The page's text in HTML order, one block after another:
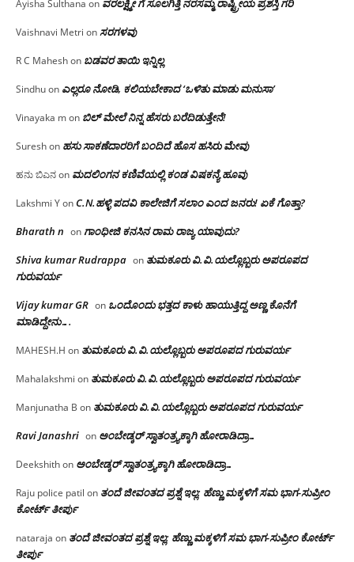
Ayisha Sulthana on ವರಲಕ್ಷ್ಮೀ ಗೆ ಸೂಲಗಿತ್ತಿ ನರಸಮ್ಮ‌ ರಾಷ್ಟ್ರೀಯ ಪ್ರಶಸ್ತಿ ಗರಿ
Vaishnavi Metri onಸರಗಳವು
R C Maheshon ಬಡವರ ತಾಯಿ ಇನ್ನಿಲ್ಲ
Sindhuon ಎಲ್ಲರೂ ನೋಡಿ, ಕಲಿಯಬೇಕಾದ ‘ಒಳಿತು ಮಾಡು ಮನುಸಾ’
Vinayaka mon ಬಿಲ್ ಮೇಲೆ ನಿನ್ನ ಹೆಸರು ಬರೆದಿಡುತ್ತೇನೆ!
Sureshon ಹಸು ಸಾಕಣೆದಾರರಿಗೆ ಬಂದಿದೆ ಹೊಸ ಹಸಿರು ಮೇವು
ಹನು ಬಿಎನon ಮದಲಿಂಗನ ಕಣಿವೆಯಲ್ಲಿ ಕಂಡ ವಿಷಕನ್ಯೆ ಹೂವು
Lakshmi YonC.N.ಹಳ್ಳಿ ಪದವಿ ಕಾಲೇಜಿಗೆ ಸಲಾಂ‌ ಎಂದ ಜನರು! ಏಕೆ ಗೊತ್ತಾ?
Bharath n onಗಾಂಧೀಜಿ ಕನಸಿನ ರಾಮ ರಾಜ್ಯ ಯಾವುದು?
Shiva kumar Rudrappa on ತುಮಕೂರು‌ ವಿ.ವಿ.ಯಲ್ಲೊಬ್ಬರು ಅಪರೂಪದ
ಗುರುವರ್ಯ
Vijay kumar GR on ಒಂದೊಂದು ಭತ್ತದ ಕಾಳು ಹಾಯುತ್ತಿದ್ದ ಅಣ್ಣ ಕೊನೆಗೆ
ಮಾಡಿದ್ದೇನು….
MAHESH.H on ತುಮಕೂರು‌ ವಿ.ವಿ.ಯಲ್ಲೊಬ್ಬರು ಅಪರೂಪದ ಗುರುವರ್ಯ
Mahalakshmi on ತುಮಕೂರು‌ ವಿ.ವಿ.ಯಲ್ಲೊಬ್ಬರು ಅಪರೂಪದ ಗುರುವರ್ಯ
Manjunatha B on ತುಮಕೂರು‌ ವಿ.ವಿ.ಯಲ್ಲೊಬ್ಬರು ಅಪರೂಪದ ಗುರುವರ್ಯ
Ravi Janashri on ಅಂಬೇಡ್ಕರ್ ಸ್ವಾತಂತ್ರ್ಯಕ್ಕಾಗಿ ಹೋರಾಡಿದ್ರಾ…
Deekshithon ಅಂಬೇಡ್ಕರ್ ಸ್ವಾತಂತ್ರ್ಯಕ್ಕಾಗಿ ಹೋರಾಡಿದ್ರಾ…
Raju police patil on ತಂದೆ ಜೀವಂತದ ಪ್ರಶ್ನೆ ಇಲ್ಲ: ಹೆಣ್ಣು ಮಕ್ಕಳಿಗೆ ಸಮ ಭಾಗ-ಸುಪ್ರೀಂ
ಕೋರ್ಟ್ ತೀರ್ಪು
nataraja on ತಂದೆ ಜೀವಂತದ ಪ್ರಶ್ನೆ ಇಲ್ಲ: ಹೆಣ್ಣು ಮಕ್ಕಳಿಗೆ ಸಮ ಭಾಗ-ಸುಪ್ರೀಂ ಕೋರ್ಟ್
ತೀರ್ಪು